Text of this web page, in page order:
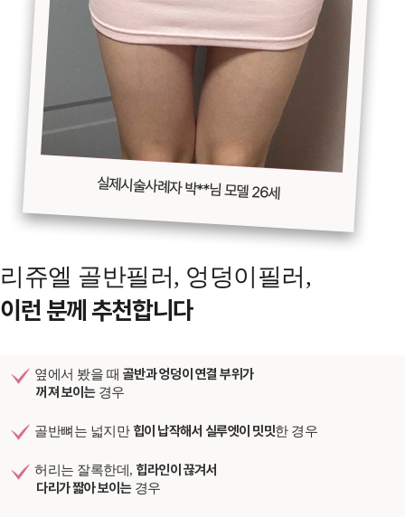
리쥬엘 골반필러, 엉덩이필러,
이런 분께 추천합니다
옆에서 봤을 때 골반과 엉덩이 연결 부위가
꺼져 보이는경우
골반뼈는 넓지만 힙이 납작해서 실루엣이 밋밋한 경우
허리는 잘록한데, 힙라인이 끊겨서
다리가 짧아 보이는경우